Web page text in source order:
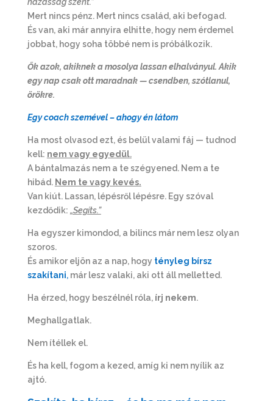
Mert nincs pénz. Mert nincs család, aki befogad.
És van, aki már annyira elhitte, hogy nem érdemel
jobbat, hogy soha többé nem is próbálkozik.
Ők azok, akiknek a mosolya lassan elhalványul. Akik
egy nap csak ott maradnak — csendben, szótlanul,
örökre.
Egy coach szemével – ahogy én látom
Ha most olvasod ezt, és belül valami fáj — tudnod
kell: nem vagy egyedül.
A bántalmazás nem a te szégyened. Nem a te
hibád. Nem te vagy kevés.
Van kiút. Lassan, lépésről lépésre. Egy szóval
kezdődik: „Segíts.”
Ha egyszer kimondod, a bilincs már nem lesz olyan
szoros.
És amikor eljön az a nap, hogy tényleg bírsz
szakítani,már lesz valaki, aki ott áll melletted.
Ha érzed, hogy beszélnél róla, írj nekem.
Meghallgatlak.
Nem ítéllek el.
És ha kell, fogom a kezed, amíg ki nem nyílik az
ajtó.